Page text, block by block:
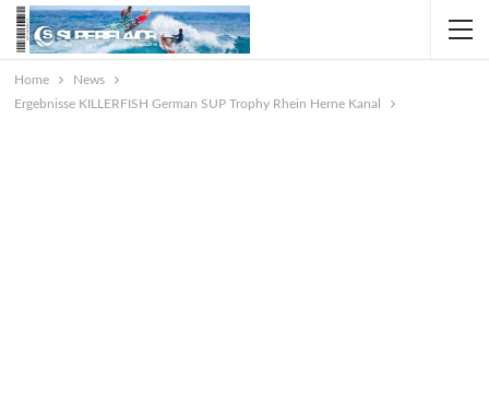
Home
News
Ergebnisse KILLERFISH German SUP Trophy Rhein Herne Kanal